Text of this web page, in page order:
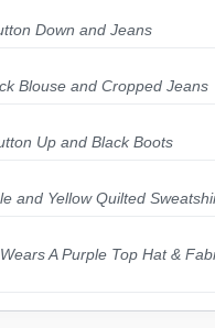
Down and Jeans
Blouse and Cropped Jeans
Up and Black Boots
and Yellow Quilted
A Purple Top Hat &